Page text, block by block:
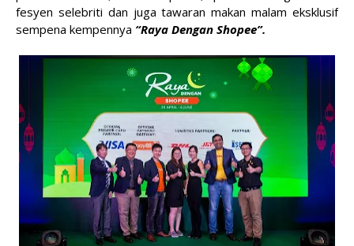
fesyen selebriti dan juga tawaran makan malam eksklusif
sempena kempennya “Raya Dengan Shopee”.